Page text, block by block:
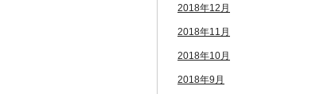
2018年12月
2018年11月
2018年10月
2018年9月